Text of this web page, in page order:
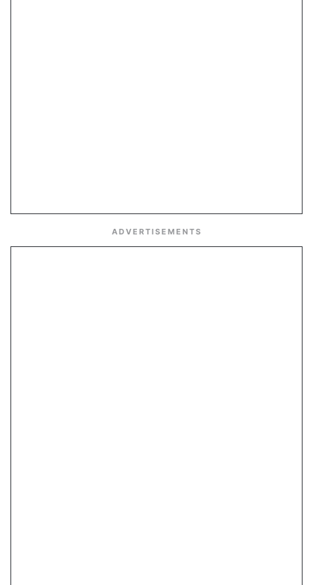
ADVERTISEMENTS